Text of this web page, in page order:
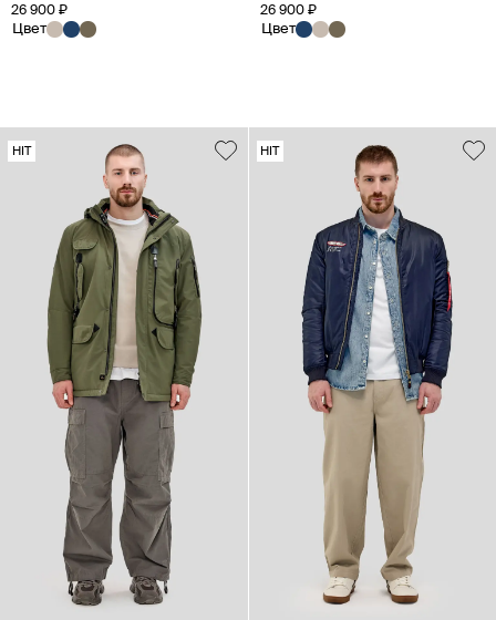
26 900 ₽
Цвет
26 900 ₽
Цвет
HIT HIT